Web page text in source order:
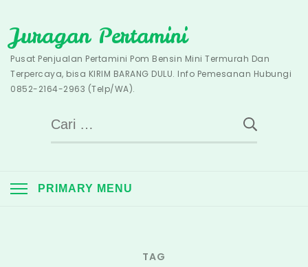
to
content
Juragan Pertamini
Pusat Penjualan Pertamini Pom Bensin Mini Termurah Dan
Terpercaya, bisa KIRIM BARANG DULU. Info Pemesanan Hubungi
0852-2164-2963 (Telp/WA).
Cari
untuk:
PRIMARY MENU
TAG